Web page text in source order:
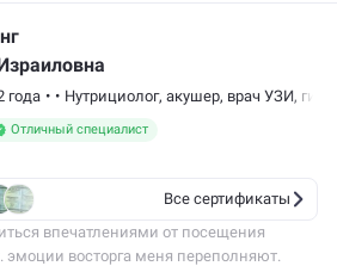
года • • Нутрициолог, акушер, врач УЗИ,
Отличный специалист
Все сертификаты
впечатлениями от посещения
эмоции восторга меня переполняют.